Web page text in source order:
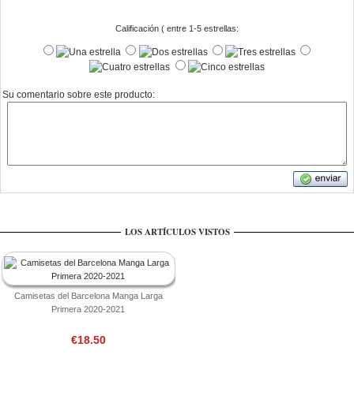
Calificación ( entre 1-5 estrellas:
Su comentario sobre este producto:
LOS ARTÍCULOS VISTOS
Camisetas del Barcelona Manga Larga
Primera 2020-2021
€18.50